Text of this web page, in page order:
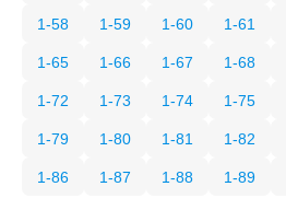
1-58 1-59 1-60 1-61
1-65 1-66 1-67 1-68
1-72 1-73 1-74 1-75
1-79 1-80 1-81 1-82
1-86 1-87 1-88 1-89